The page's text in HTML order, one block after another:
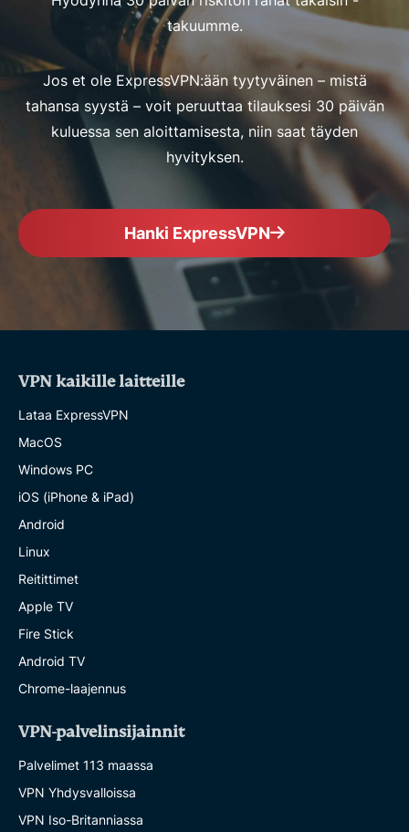
takuumme.
Jos et ole ExpressVPN:ään tyytyväinen – mistä
tahansa syystä – voit peruuttaa tilauksesi 30 päivän
kuluessa sen aloittamisesta, niin saat täyden
hyvityksen.
Hanki ExpressVPN
VPN kaikille laitteille
Lataa ExpressVPN
MacOS
Windows PC
iOS (iPhone & iPad)
Android
Linux
Reitittimet
Apple TV
Fire Stick
Android TV
Chrome-laajennus
VPN-palvelinsijainnit
Palvelimet 113 maassa
VPN Yhdysvalloissa
VPN Iso-Britanniassa